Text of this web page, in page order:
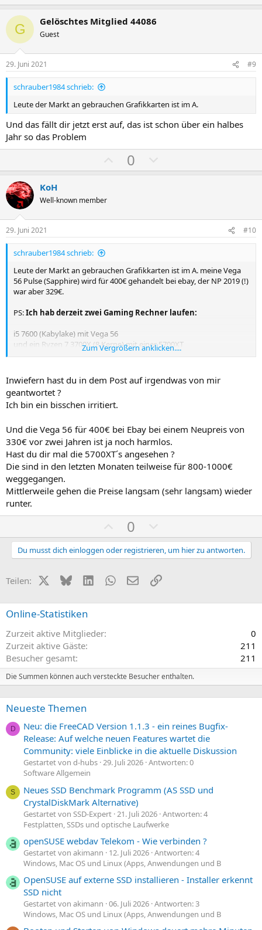
Böse Zungen würden sagen, der Test ist ähnlich clever aufgebaut in
den Spielen, wie wenn man zB zwei Rennwagen zur Rushhour im
Berufsverkehr gegeneinander antreten lässt und beide eigentlich
nur im Stau stehen.
o
s
t
v
S
t
i
m
m
e
e
t
v
S
t
i
m
e
G Gelöschtes Mitglied 44086
Guest
29. Juni 2021 #9
schrauber1984 schrieb:
Leute der Markt an gebrauchen Grafikkarten ist im A.
Und das fällt dir jetzt erst auf, das ist schon über ein halbes
Jahr so das Problem
o
t
v
S
t
m
m
e
0
e
t
v
S
t
m
e
KoH
Well-known member
29. Juni 2021 #10
schrauber1984 schrieb:
Leute der Markt an gebrauchen Grafikkarten ist im A. meine Vega
56 Pulse (Sapphire) wird für 400€ gehandelt bei ebay, der NP 2019 (!)
war aber 329€.
PS:Ich hab derzeit zwei Gaming Rechner laufen:
i5 7600 (Kabylake) mit Vega 56
und ein Ryzen 7 3700X (8 Kerne) mit einer 5700XT
vielfach schneller als der Intel, und zum zocken von Anspruchvollen
games: War of Rights, manchmal bekomme ich auf dem i5 nur 40
fps hin.
Zum Vergrößern anklicken....
Inwiefern hast du in dem Post auf irgendwas von mir
geantwortet ?
Ich bin ein bisschen irritiert.
Und die Vega 56 für 400€ bei Ebay bei einem Neupreis von
330€ vor zwei Jahren ist ja noch harmlos.
Hast du dir mal die 5700XT´s angesehen ?
Die sind in den letzten Monaten teilweise für 800-1000€
weggegangen.
Mittlerweile gehen die Preise langsam (sehr langsam) wieder
runter.
o
s
v
i
m
m
0
e
g
t
v
i
m
m
Du musst dich einloggen oder registrieren, um hier zu antworten.
Teilen: X (Twitter)
BlueskyLinkedInWhatsApp
E-MailLink
Online-Statistiken
Zurzeit aktive Mitglieder
0
Zurzeit aktive Gäste
211
Besucher gesamt
211
Die Summen können auch versteckte Besucher enthalten.
Neueste Themen
D
Neu: die FreeCAD Version 1.1.3 - ein reines Bugfix-
Release: Auf welche neuen Features wartet die
Community: viele Einblicke in die aktuelle Diskussion
Gestartet von d-hubs 29. Juli 2026 Antworten: 0
Software Allgemein
S
Neues SSD Benchmark Programm (AS SSD und
CrystalDiskMark Alternative)
Gestartet von SSD-Expert 21. Juli 2026 Antworten: 4
Festplatten, SSDs und optische Laufwerke
openSUSE webdav Telekom - Wie verbinden ?
Gestartet von akimann 12. Juli 2026 Antworten: 4
Windows, Mac OS und Linux (Apps, Anwendungen und B
OpenSUSE auf externe SSD installieren - Installer erkennt
SSD nicht
Gestartet von akimann 06. Juli 2026 Antworten: 3
Windows, Mac OS und Linux (Apps, Anwendungen und B